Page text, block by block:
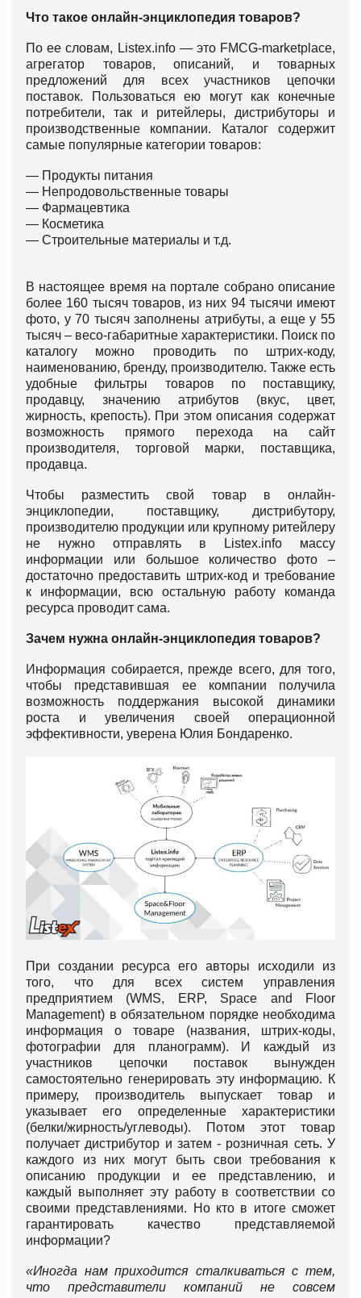
Что такое онлайн-энциклопедия товаров?
По ее словам, Listex.info — это FMCG-marketplace,
агрегатор товаров, описаний, и товарных
предложений для всех участников цепочки
поставок. Пользоваться ею могут как конечные
потребители, так и ритейлеры, дистрибуторы и
производственные компании. Каталог содержит
самые популярные категории товаров:
— Продукты питания
— Непродовольственные товары
— Фармацевтика
— Косметика
— Строительные материалы и т.д.
В настоящее время на портале собрано описание
более 160 тысяч товаров, из них 94 тысячи имеют
фото, у 70 тысяч заполнены атрибуты, а еще у 55
тысяч – весо-габаритные характеристики. Поиск по
каталогу можно проводить по штрих-коду,
наименованию, бренду, производителю. Также есть
удобные фильтры товаров по поставщику,
продавцу, значению атрибутов (вкус, цвет,
жирность, крепость). При этом описания содержат
возможность прямого перехода на сайт
производителя, торговой марки, поставщика,
продавца.
Чтобы разместить свой товар в онлайн-
энциклопедии, поставщику, дистрибутору,
производителю продукции или крупному ритейлеру
не нужно отправлять в Listex.info массу
информации или большое количество фото –
достаточно предоставить штрих-код и требование
к информации, всю остальную работу команда
ресурса проводит сама.
Зачем нужна онлайн-энциклопедия товаров?
Информация собирается, прежде всего, для того,
чтобы представившая ее компании получила
возможность поддержания высокой динамики
роста и увеличения своей операционной
эффективности, уверена Юлия Бондаренко.
При создании ресурса его авторы исходили из
того, что для всех систем управления
предприятием (WMS, ERP, Space and Floor
Management) в обязательном порядке необходима
информация о товаре (названия, штрих-коды,
фотографии для планограмм). И каждый из
участников цепочки поставок вынужден
самостоятельно генерировать эту информацию. К
примеру, производитель выпускает товар и
указывает его определенные характеристики
(белки/жирность/углеводы). Потом этот товар
получает дистрибутор и затем - розничная сеть. У
каждого из них могут быть свои требования к
описанию продукции и ее представлению, и
каждый выполняет эту работу в соответствии со
своими представлениями. Но кто в итоге сможет
гарантировать качество представляемой
информации?
«Иногда нам приходится сталкиваться с тем,
что представители компаний не совсем